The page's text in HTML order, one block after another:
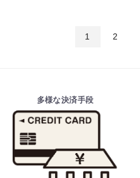
1 2
多様な決済手段